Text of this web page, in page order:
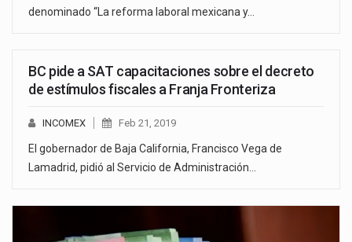
denominado “La reforma laboral mexicana y…
BC pide a SAT capacitaciones sobre el decreto
de estímulos fiscales a Franja Fronteriza
INCOMEX Feb 21, 2019
El gobernador de Baja California, Francisco Vega de
Lamadrid, pidió al Servicio de Administración…